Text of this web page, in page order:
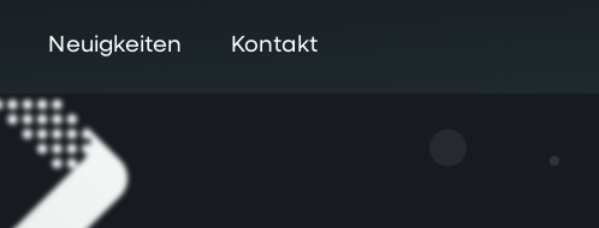
Neuigkeiten Kontakt